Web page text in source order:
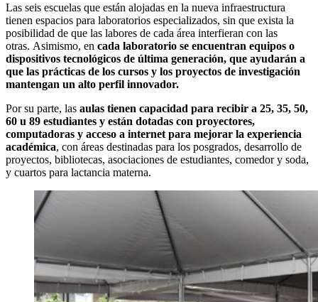
Las seis escuelas que están alojadas en la nueva infraestructura
tienen espacios para laboratorios especializados, sin que exista la
posibilidad de que las labores de cada área interfieran con las
otras. Asimismo, en cada laboratorio se encuentran equipos o
dispositivos tecnológicos de última generación, que ayudarán a
que las prácticas de los cursos y los proyectos de investigación
mantengan un alto perfil innovador.
Por su parte, las aulas tienen capacidad para recibir a 25, 35, 50,
60 u 89 estudiantes y están dotadas con proyectores,
computadoras y acceso a internet para mejorar la experiencia
académica, con áreas destinadas para los posgrados, desarrollo de
proyectos, bibliotecas, asociaciones de estudiantes, comedor y soda,
y cuartos para lactancia materna.